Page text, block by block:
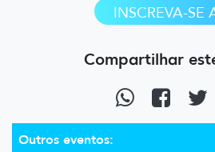
Outros eventos:
INSCREVA-SE
Compartilhar